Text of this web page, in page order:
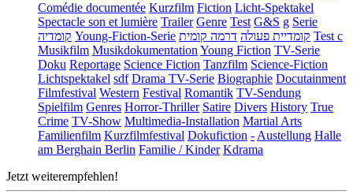
Comédie documentée Kurzfilm Fiction Licht-Spektakel
Spectacle son et lumière Trailer Genre Test G&S g Serie
קומדיה Young-Fiction-Serie קומדיית פעולה דרמה קומית
Test c
Musikfilm Musikdokumentation Young Fiction TV-Serie
Doku Reportage Science Fiction Tanzfilm Science-Fiction
Lichtspektakel sdf Drama TV-Serie Biographie Docutainment
Filmfestival Western Festival Romantik TV-Sendung
Spielfilm Genres Horror-Thriller Satire Divers History True
Crime TV-Show Multimedia-Installation Martial Arts
Familienfilm Kurzfilmfestival Dokufiction - Austellung Halle
am Berghain Berlin Familie / Kinder Kdrama
Jetzt weiterempfehlen!